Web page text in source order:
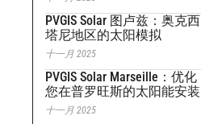
PVGIS Solar 图卢兹：奥克西
塔尼地区的太阳模拟
十一月 2025
PVGIS Solar Marseille：优化
您在普罗旺斯的太阳能安装
十一月 2025